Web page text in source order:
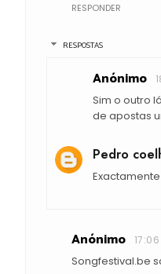
RESPONDER
RESPOSTAS
Anónimo
Sim o outro
de apostas
Pedro
Exactamente
Anónimo 17:06
Songfestival.be